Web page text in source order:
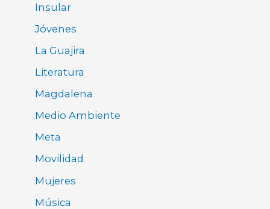
Insular
Jóvenes
La Guajira
Literatura
Magdalena
Medio Ambiente
Meta
Movilidad
Mujeres
Música